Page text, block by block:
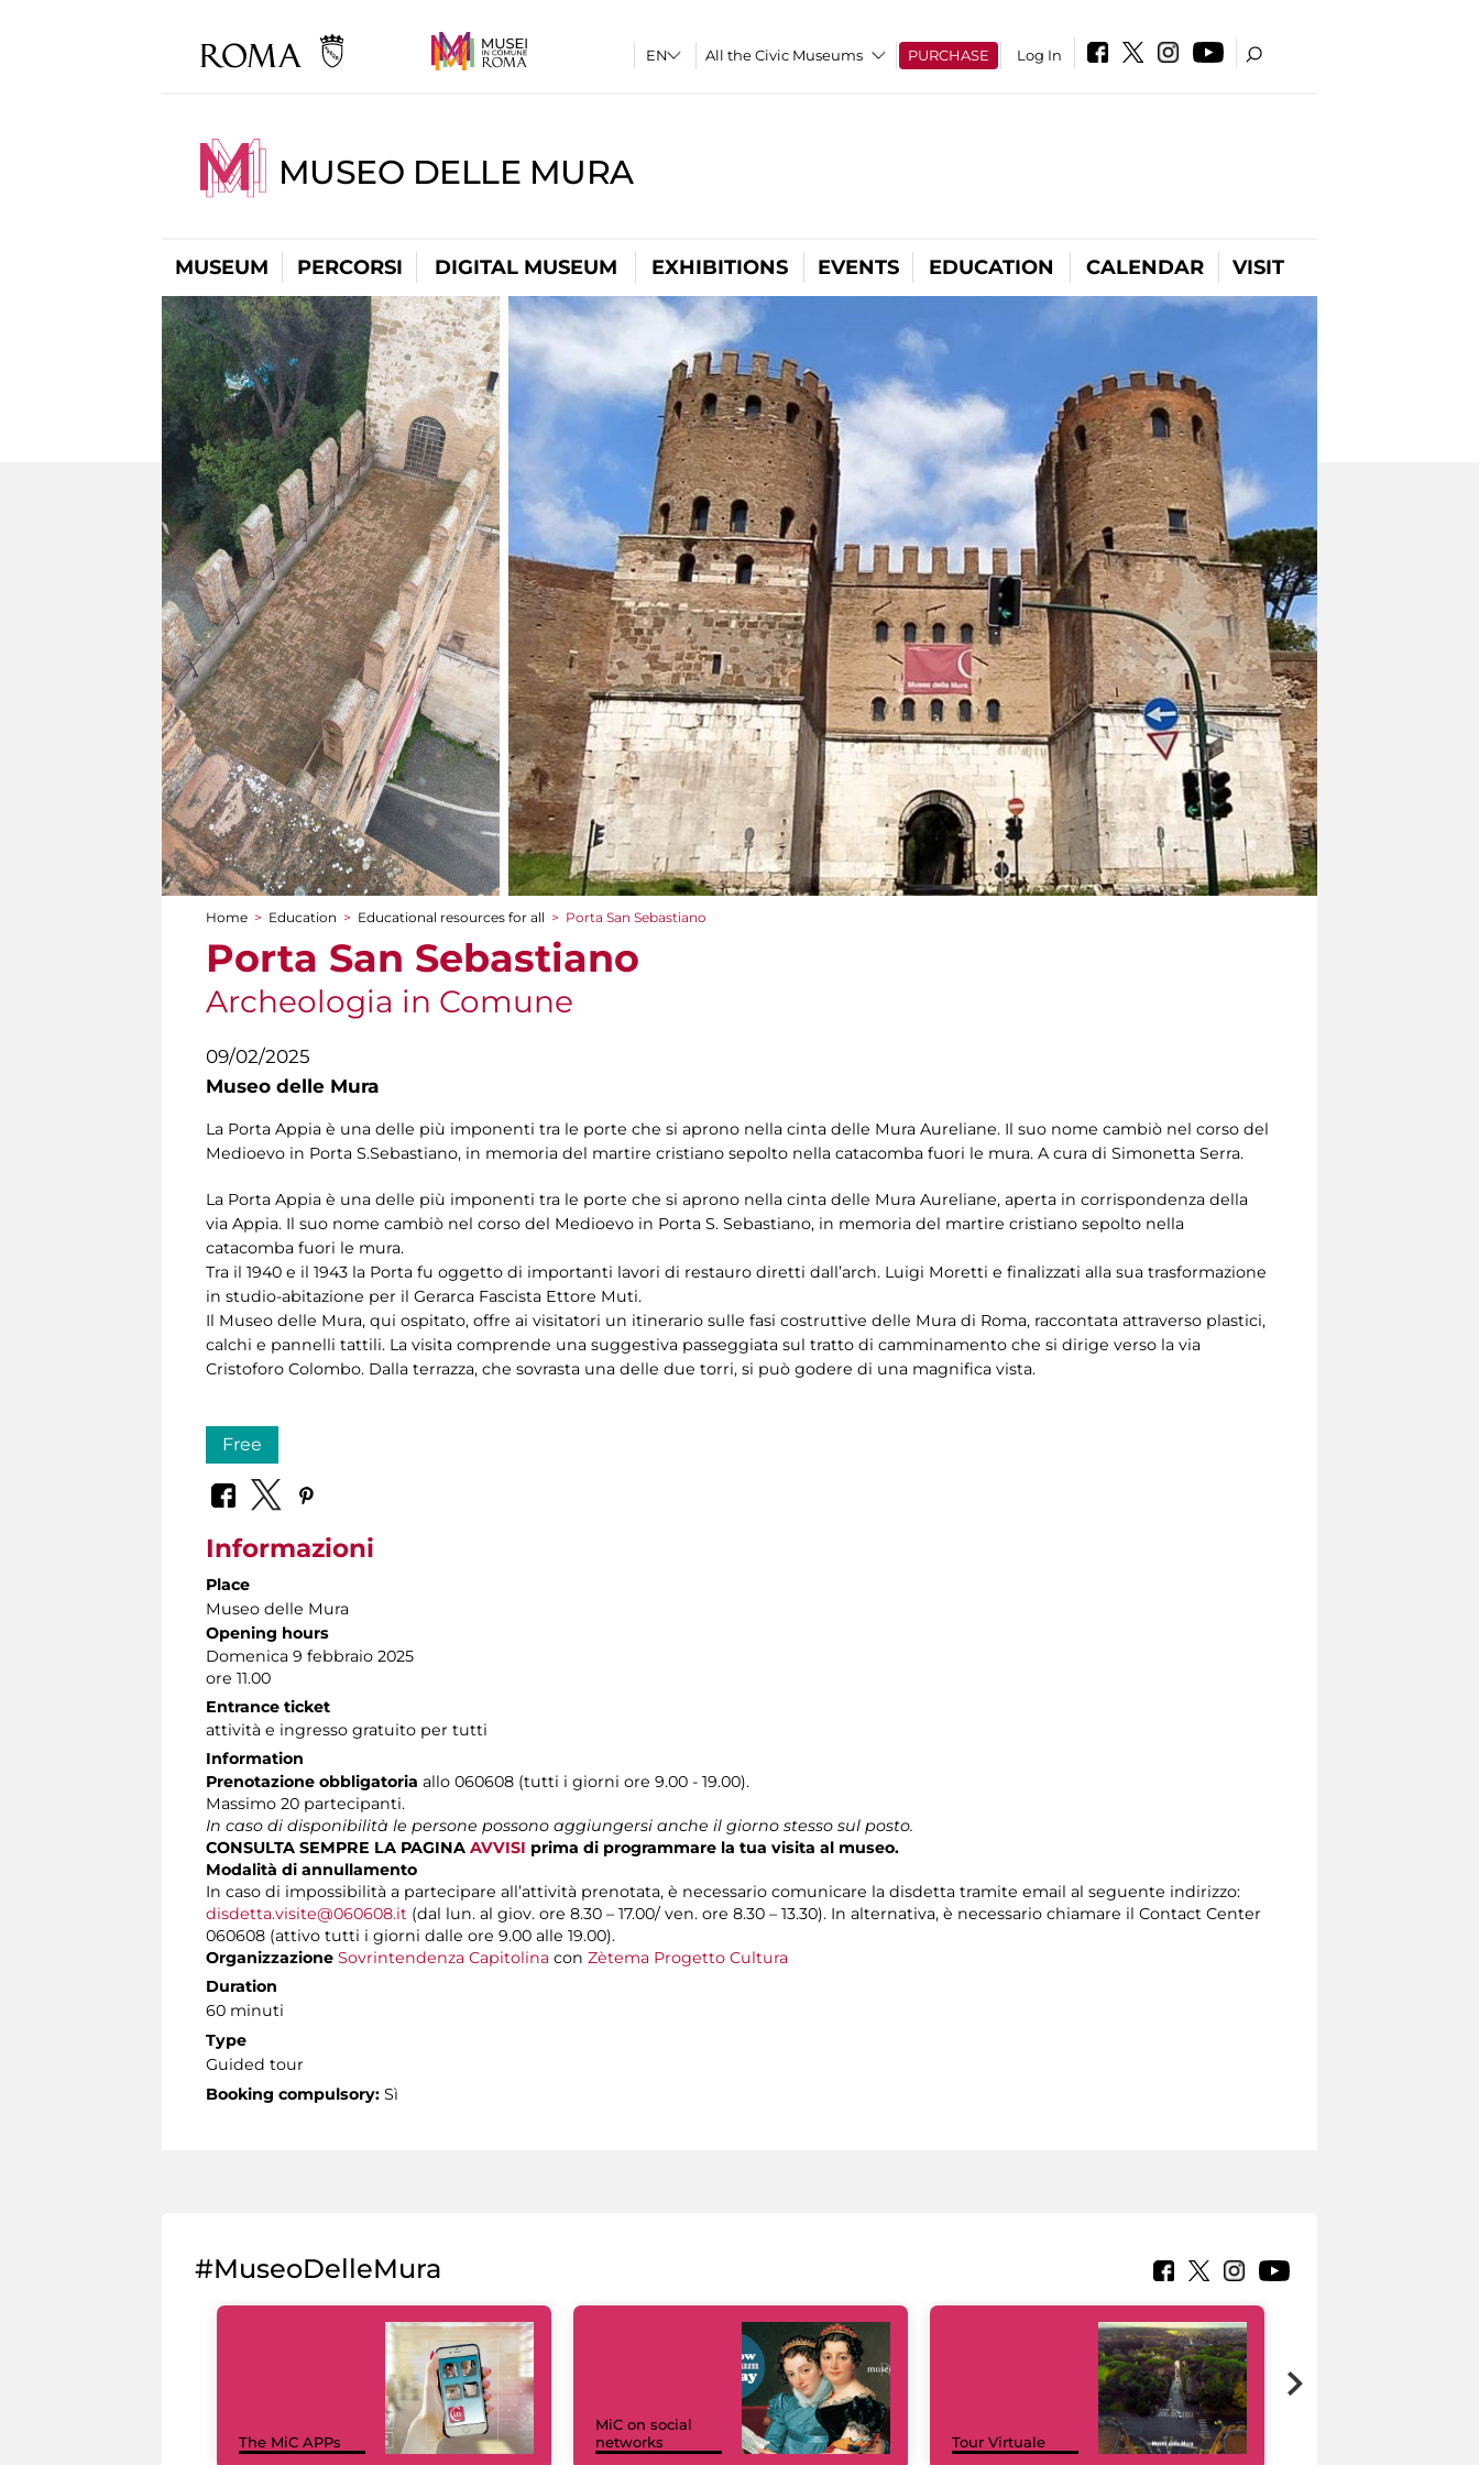
All the Civic Museums PURCHASE Log In
MUSEO DELLE MURA
MUSEUM PERCORSI DIGITAL MUSEUM EXHIBITIONS EVENTS EDUCATION CALENDAR VISIT
You are here
Home > Education > Educational resources for all > Porta San Sebastiano
Porta San Sebastiano
Archeologia in Comune
09/02/2025
Museo delle Mura
La Porta Appia è una delle più imponenti tra le porte che si aprono nella cinta delle Mura Aureliane. Il suo nome cambiò nel corso del
Medioevo in Porta S.Sebastiano, in memoria del martire cristiano sepolto nella catacomba fuori le mura. A cura di Simonetta Serra.
La Porta Appia è una delle più imponenti tra le porte che si aprono nella cinta delle Mura Aureliane, aperta in corrispondenza della
via Appia. Il suo nome cambiò nel corso del Medioevo in Porta S. Sebastiano, in memoria del martire cristiano sepolto nella
catacomba fuori le mura.
Tra il 1940 e il 1943 la Porta fu oggetto di importanti lavori di restauro diretti dall’arch. Luigi Moretti e finalizzati alla sua trasformazione
in studio-abitazione per il Gerarca Fascista Ettore Muti.
Il Museo delle Mura, qui ospitato, offre ai visitatori un itinerario sulle fasi costruttive delle Mura di Roma, raccontata attraverso plastici,
calchi e pannelli tattili. La visita comprende una suggestiva passeggiata sul tratto di camminamento che si dirige verso la via
Cristoforo Colombo. Dalla terrazza, che sovrasta una delle due torri, si può godere di una magnifica vista.
Free
Informazioni
Place
Museo delle Mura
Opening hours
Domenica 9 febbraio 2025
ore 11.00
Entrance ticket
attività e ingresso gratuito per tutti
Information
Prenotazione obbligatoria allo 060608 (tutti i giorni ore 9.00 - 19.00).
Massimo 20 partecipanti.
In caso di disponibilità le persone possono aggiungersi anche il giorno stesso sul posto.
CONSULTA SEMPRE LA PAGINA AVVISI prima di programmare la tua visita al museo.
Modalità di annullamento
In caso di impossibilità a partecipare all’attività prenotata, è necessario comunicare la disdetta tramite email al seguente indirizzo:
disdetta.visite@060608.it (dal lun. al giov. ore 8.30 – 17.00/ ven. ore 8.30 – 13.30). In alternativa, è necessario chiamare il Contact Center
060608 (attivo tutti i giorni dalle ore 9.00 alle 19.00).
Organizzazione Sovrintendenza Capitolina con Zètema Progetto Cultura
Duration
60 minuti
Type
Guided tour
Booking compulsory: Sì
#MuseoDelleMura
The MiC APPs
MiC on social
networks
Tour Virtuale